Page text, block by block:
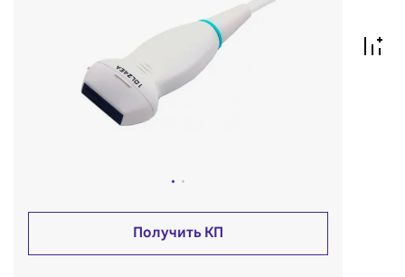
Получить КП